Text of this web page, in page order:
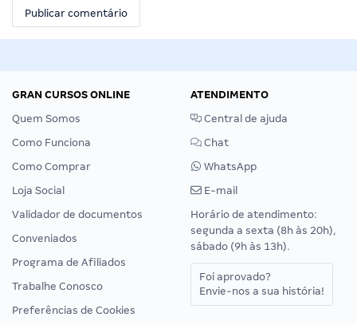
GRAN CURSOS ONLINE
Quem Somos
Como Funciona
Como Comprar
Loja Social
Validador de documentos
Conveniados
Programa de Afiliados
Trabalhe Conosco
Preferências de Cookies
ATENDIMENTO
Central de ajuda
Chat
WhatsApp
E-mail
Horário de atendimento:
segunda a sexta (8h às 20h),
sábado (9h às 13h).
Foi aprovado?
Envie-nos a sua história!